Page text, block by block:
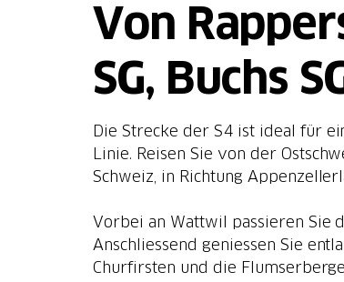
Von
SG, Buchs
Die Strecke der S4 ist ideal für
Linie. Reisen Sie von der
Schweiz, in Richtung
Vorbei an Wattwil passieren Sie
Anschliessend geniessen Sie
Churfirsten und die